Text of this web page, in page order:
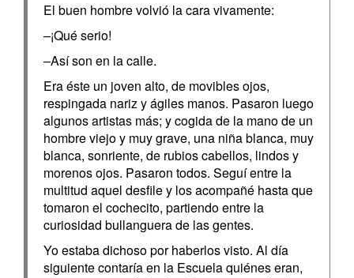
El buen hombre volvió la cara vivamente:
–¡Qué serio!
–Así son en la calle.
Era éste un joven alto, de movibles ojos,
respingada nariz y ágiles manos. Pasaron luego
algunos artistas más; y cogida de la mano de un
hombre viejo y muy grave, una niña blanca, muy
blanca, sonriente, de rubios cabellos, lindos y
morenos ojos. Pasaron todos. Seguí entre la
multitud aquel desfile y los acompañé hasta que
tomaron el cochecito, partiendo entre la
curiosidad bullanguera de las gentes.
Yo estaba dichoso por haberlos visto. Al día
siguiente contaría en la Escuela quiénes eran,